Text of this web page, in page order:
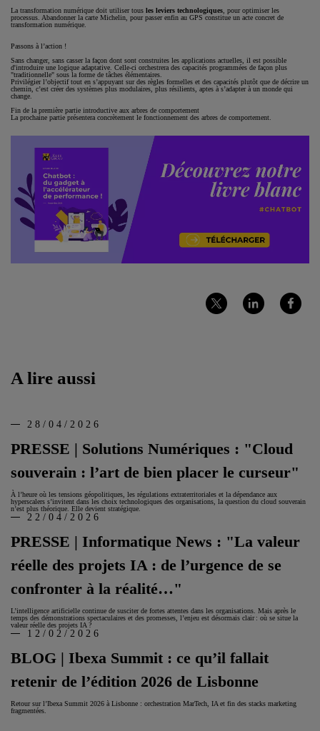
La transformation numérique doit utiliser tous les leviers technologiques, pour optimiser les
processus. Abandonner la carte Michelin, pour passer enfin au GPS constitue un acte concret de
transformation numérique.
Passons à l’action !
Sans changer, sans casser la façon dont sont construites les applications actuelles, il est possible
d'introduire une logique adaptative. Celle-ci orchestrera des capacités programmées de façon plus
"traditionnelle" sous la forme de tâches élémentaires.
Privilégier l’objectif tout en s’appuyant sur des règles formelles et des capacités plutôt que de décrire un
chemin, c’est créer des systèmes plus modulaires, plus résilients, aptes à s’adapter à un monde qui
change.
Fin de la première partie introductive aux arbres de comportement
La prochaine partie présentera concrètement le fonctionnement des arbres de comportement.
A lire aussi
PRESSE | Solutions Numériques : "Cloud
souverain : l’art de bien placer le curseur"
28/04/2026
À l’heure où les tensions géopolitiques, les régulations extraterritoriales et la dépendance aux
hyperscalers s’invitent dans les choix technologiques des organisations, la question du cloud souverain
n’est plus théorique. Elle devient stratégique.
PRESSE | Informatique News : "La valeur
réelle des projets IA : de l’urgence de se
confronter à la réalité…"
22/04/2026
L’intelligence artificielle continue de susciter de fortes attentes dans les organisations. Mais après le
temps des démonstrations spectaculaires et des promesses, l’enjeu est désormais clair : où se situe la
valeur réelle des projets IA ?
BLOG | Ibexa Summit : ce qu’il fallait
retenir de l’édition 2026 de Lisbonne
12/02/2026
Retour sur l’Ibexa Summit 2026 à Lisbonne : orchestration MarTech, IA et fin des stacks marketing
fragmentées.